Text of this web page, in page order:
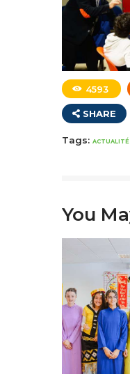
4593
SHARE
Tags: ACTUALITÉ
You